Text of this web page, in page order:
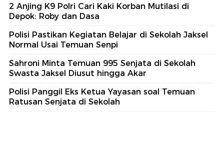
2 Anjing K9 Polri Cari Kaki Korban Mutilasi di
Depok: Roby dan Dasa
Polisi Pastikan Kegiatan Belajar di Sekolah Jaksel
Normal Usai Temuan Senpi
Sahroni Minta Temuan 995 Senjata di Sekolah
Swasta Jaksel Diusut hingga Akar
Polisi Panggil Eks Ketua Yayasan soal Temuan
Ratusan Senjata di Sekolah